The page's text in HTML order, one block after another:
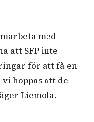
med
att SFP inte
för att få en
hoppas att de
Liemola.